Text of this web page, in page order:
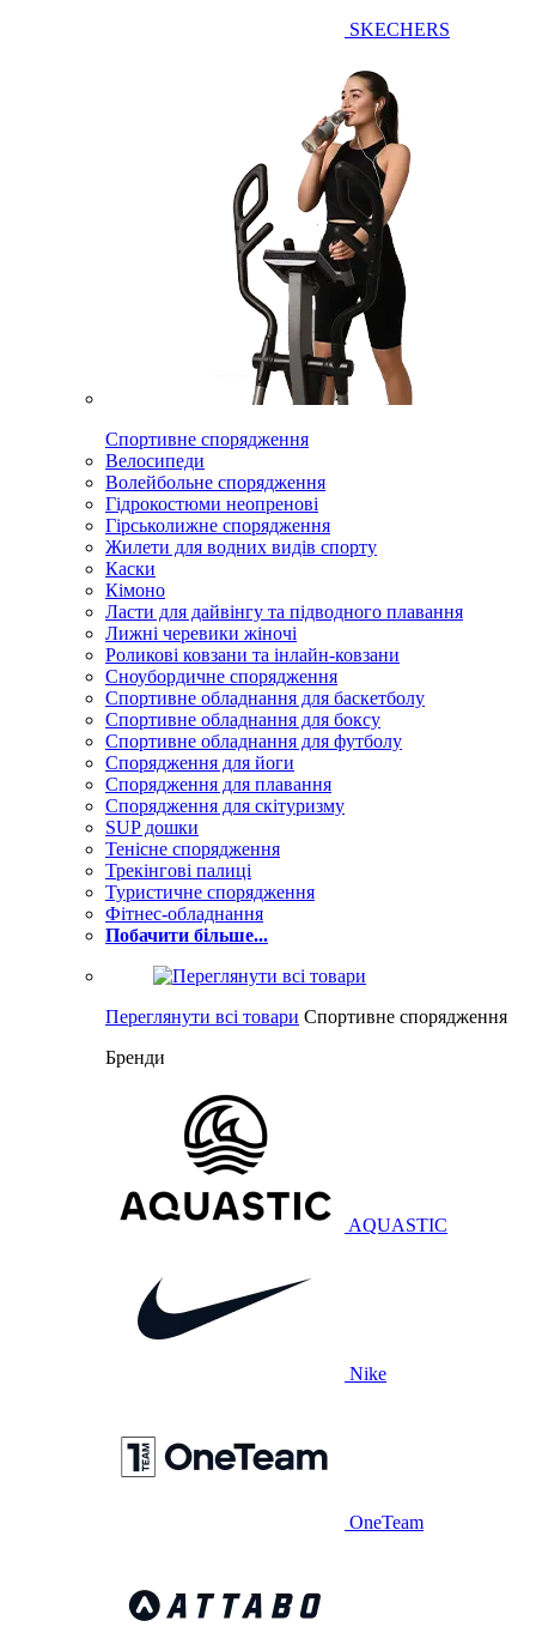
SKECHERS
Спортивне спорядження
Велосипеди
Волейбольне спорядження
Гідрокостюми неопренові
Гірськолижне спорядження
Жилети для водних видів спорту
Каски
Кімоно
Ласти для дайвінгу та підводного плавання
Лижні черевики жіночі
Роликові ковзани та інлайн-ковзани
Сноубордичне спорядження
Спортивне обладнання для баскетболу
Спортивне обладнання для боксу
Спортивне обладнання для футболу
Спорядження для йоги
Спорядження для плавання
Спорядження для скітуризму
SUP дошки
Тенісне спорядження
Трекінгові палиці
Туристичне спорядження
Фітнес-обладнання
Побачити більше...
Переглянути всі товари Спортивне спорядження
Бренди
AQUASTIC
Nike
OneTeam